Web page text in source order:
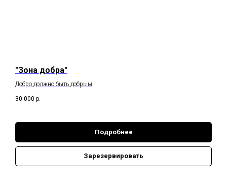
"Зона добра"
Добро должно быть добрым
30 000 р.
Подробнее
Зарезервировать